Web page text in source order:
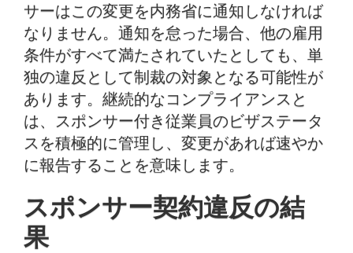
サーはこの変更を内務省に通知しなければ
なりません。通知を怠った場合、他の雇用
条件がすべて満たされていたとしても、単
独の違反として制裁の対象となる可能性が
あります。継続的なコンプライアンスと
は、スポンサー付き従業員のビザステータ
スを積極的に管理し、変更があれば速やか
に報告することを意味します。
スポンサー契約違反の結
果